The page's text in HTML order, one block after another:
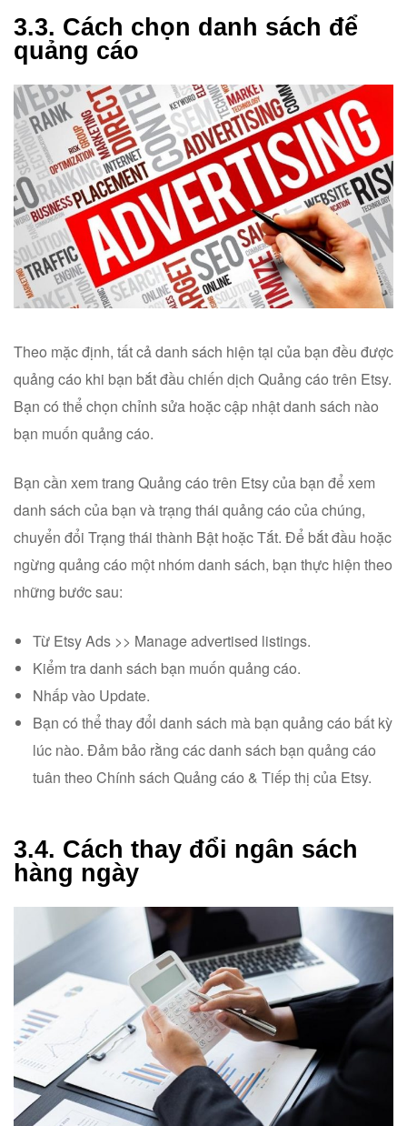
3.3. Cách chọn danh sách để
quảng cáo
Theo mặc định, tất cả danh sách hiện tại của bạn đều được
quảng cáo khi bạn bắt đầu chiến dịch Quảng cáo trên Etsy.
Bạn có thể chọn chỉnh sửa hoặc cập nhật danh sách nào
bạn muốn quảng cáo.
Bạn cần xem trang Quảng cáo trên Etsy của bạn để xem
danh sách của bạn và trạng thái quảng cáo của chúng,
chuyển đổi Trạng thái thành Bật hoặc Tắt. Để bắt đầu hoặc
ngừng quảng cáo một nhóm danh sách, bạn thực hiện theo
những bước sau:
Từ Etsy Ads >> Manage advertised listings.
Kiểm tra danh sách bạn muốn quảng cáo.
Nhấp vào Update.
Bạn có thể thay đổi danh sách mà bạn quảng cáo bất kỳ
lúc nào. Đảm bảo rằng các danh sách bạn quảng cáo
tuân theo Chính sách Quảng cáo & Tiếp thị của Etsy.
3.4. Cách thay đổi ngân sách
hàng ngày